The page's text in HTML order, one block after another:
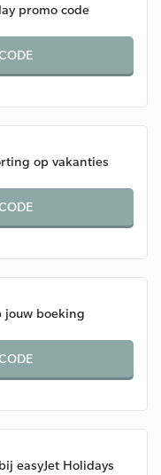
promo code
op vakanties
jouw boeking
easyJet Holidays